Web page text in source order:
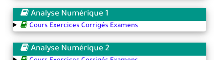
Analyse Numérique 1
Cours Exercices Corrigés Examens
Analyse Numérique 2